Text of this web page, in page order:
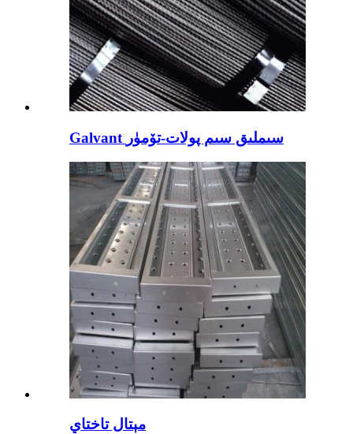
Galvant سىملىق سىم پولات-تۆمۈر
مېتال تاختاي